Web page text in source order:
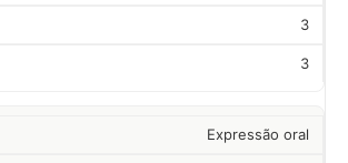
3
3
Expressão oral